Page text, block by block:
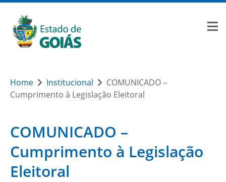
Home Institucional
COMUNICADO –
Cumprimento à Legislação Eleitoral
COMUNICADO –
Cumprimento à Legislação
Eleitoral